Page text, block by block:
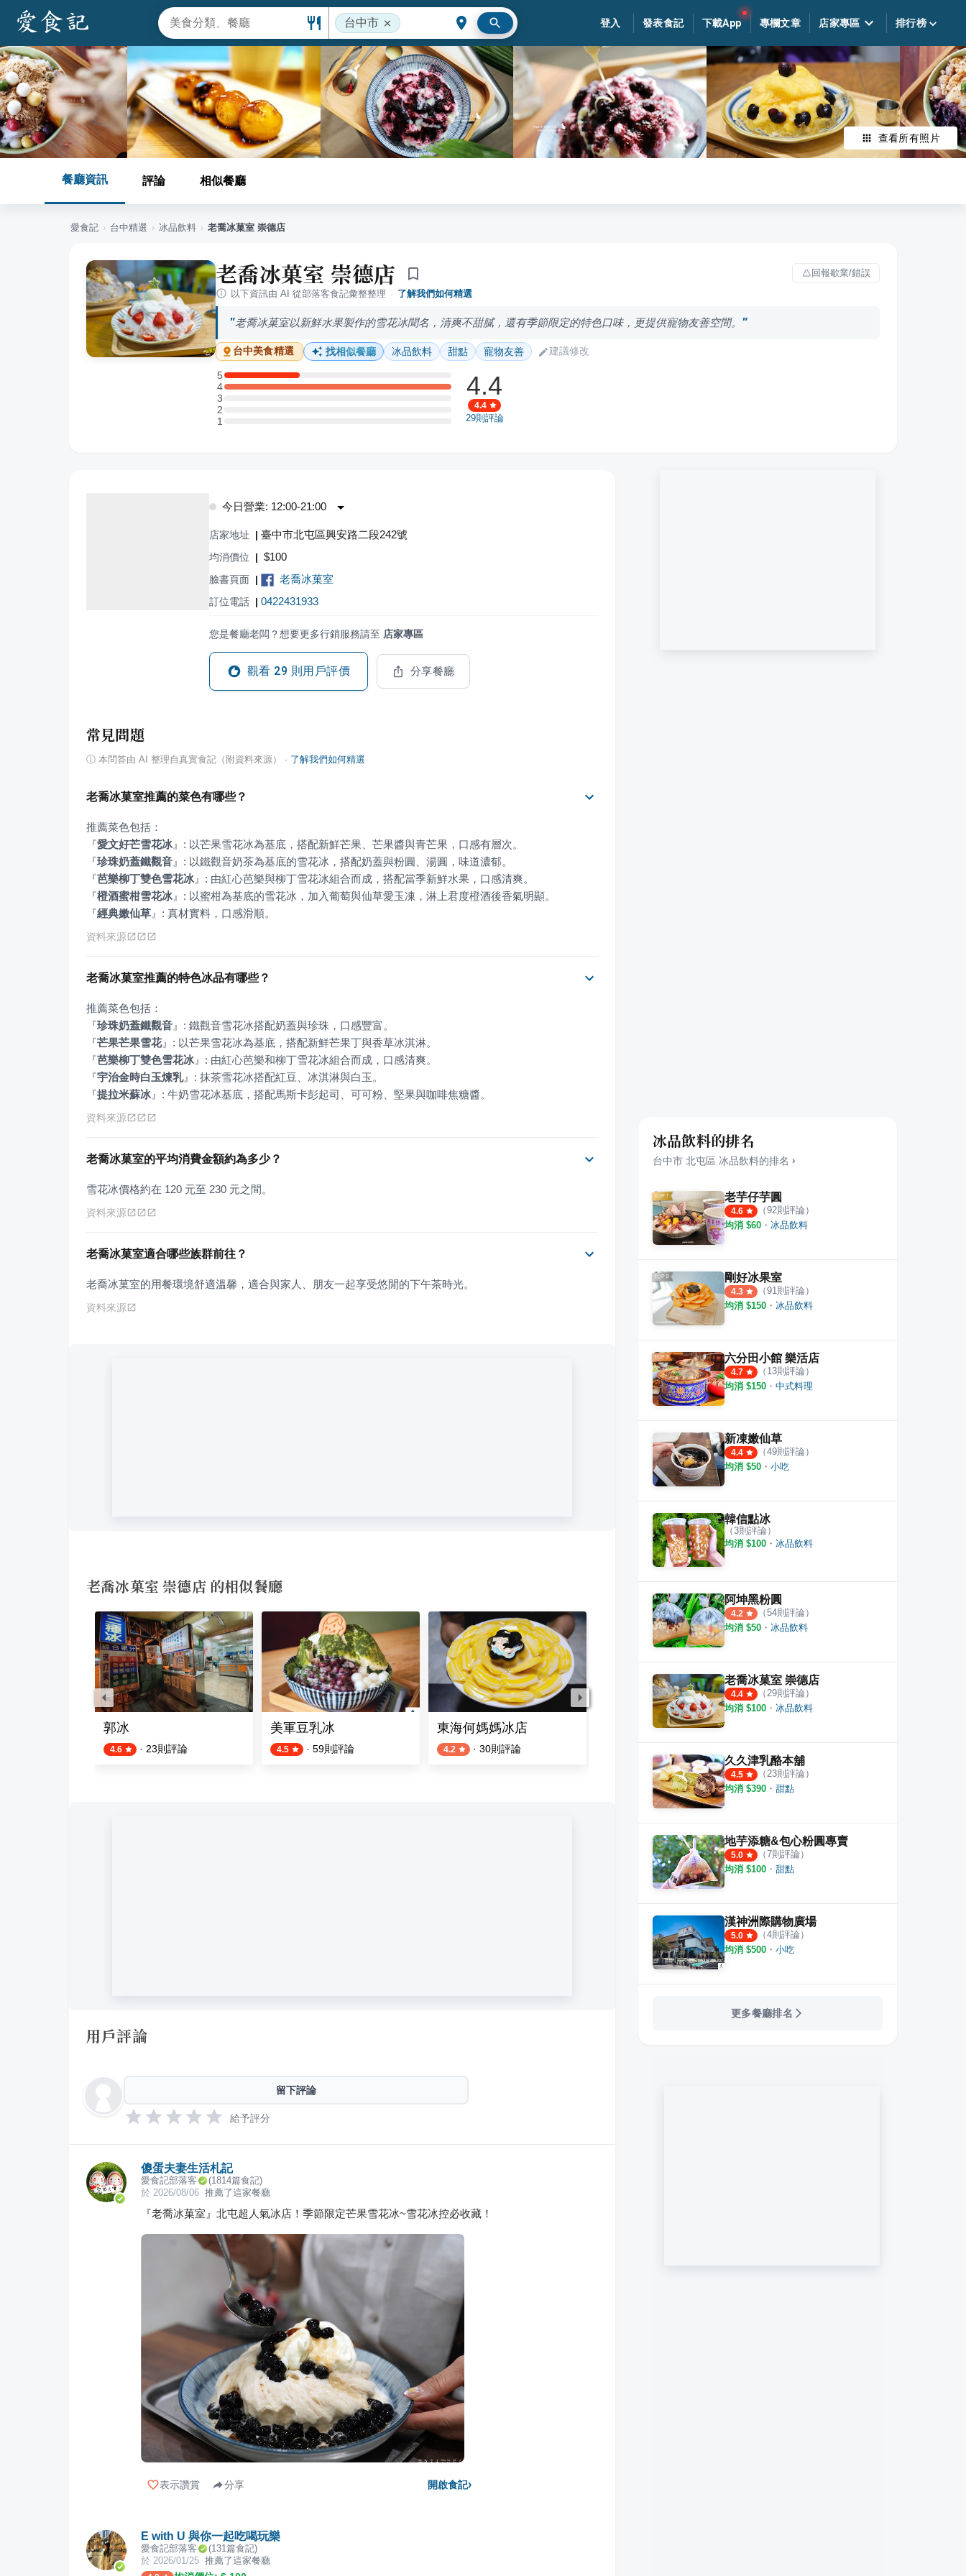
台中市 登入 發表食記 下載App 專欄文章 店家專區 排行榜
查看所有照片
餐廳資訊 評論 相似餐廳
愛食記 › 台中精選 › 冰品飲料 › 老喬冰菓室 崇德店
老喬冰菓室 崇德店
回報歇業/錯誤
以下資訊由 AI 從部落客食記彙整整理 · 了解我們如何精選
老喬冰菓室以新鮮水果製作的雪花冰聞名，清爽不甜膩，還有季節限定的特色口味，更提供寵物友善空間。
台中美食精選 找相似餐廳 冰品飲料 甜點 寵物友善 建議修改
5
5 星：2 則評論
4
4 星：6 則評論
3
3 星：0 則評論
2
2 星：0 則評論
11 星：0 則評論
4.4
4.4
29則評論
今日營業: 12:00-21:00
店家地址 | 臺中市北屯區興安路二段242號
均消價位 | $100
臉書頁面 | 老喬冰菓室
訂位電話 | 0422431933
您是餐廳老闆？想要更多行銷服務請至 店家專區
觀看 29 則用戶評價 分享餐廳
常見問題
ⓘ 本問答由 AI 整理自真實食記（附資料來源） · 了解我們如何精選
老喬冰菓室推薦的菜色有哪些？
『愛文好芒雪花冰 』
『珍珠奶蓋鐵觀音 』
『芭樂柳丁雙色雪花冰 』
『橙酒蜜柑雪花冰 』
『經典嫩仙草 』 : 真材實料，口感滑順。
資料來源
老喬冰菓室推薦的特色冰品有哪些？
『珍珠奶蓋鐵觀音 』
『芒果芒果雪花』
『芭樂柳丁雙色雪花冰 』
『宇治金時白玉煉乳』
『提拉米蘇冰 』 : 牛奶雪花冰基底，搭配馬斯卡彭起司、可可粉、堅果與咖啡焦糖醬。
資料來源
老喬冰菓室的平均消費金額約為多少？
雪花冰價格約在 120 元至 230 元之間。
資料來源
老喬冰菓室適合哪些族群前往？
老喬冰菓室的用餐環境舒適溫馨，適合與家人、朋友一起享受悠閒的下午茶時光。
資料來源
老喬冰菓室 崇德店 的相似餐廳
郭冰
4.6 · 23則評論
美軍豆乳冰
4.5 · 59則評論
東海何媽媽冰店
4.2 · 30則評論
松盈傳奇冰淇淋
用戶評論
留下評論
給予評分
傻蛋夫妻生活札記
愛食記部落客 (1814篇食記)
於 2026/08/06 推薦了這家餐廳
『老喬冰菓室』北屯超人氣冰店！季節限定芒果雪花冰~雪花冰控必收藏！
表示讚賞 分享 開啟食記›
E with U 與你一起吃喝玩樂
愛食記部落客 (131 篇食記)
於 2026/01/25 推薦了這家餐廳
冰品飲料的排名
台中市 北屯區 冰品飲料的排名 ›
老芋仔芋圓
4.6 （92則評論）
均消 $60 ・ 冰品飲料
剛好冰果室
4.3 （91則評論）
均消 $150 ・ 冰品飲料
六分田小館 樂活店
4.7 （ 13則評論）
均消 $150 ・ 中式料理
新凍嫩仙草
4.4 （49則評論）
均消 $50 ・ 小吃
韓信點冰
（3則評論）
均消 $100 ・ 冰品飲料
阿坤黑粉圓
4.2 （54則評論）
均消 $50 ・ 冰品飲料
老喬冰菓室 崇德店
4.4 （29則評論）
均消 $100 ・ 冰品飲料
久久津乳酪本舖
4.5 （23則評論）
均消 $390 ・ 甜點
地芋添糖&包心粉圓專賣
5.0 （7則評論）
均消 $100 ・ 甜點
漢神洲際購物廣場
5.0 （4則評論）
均消 $500 ・ 小吃
更多餐廳排名